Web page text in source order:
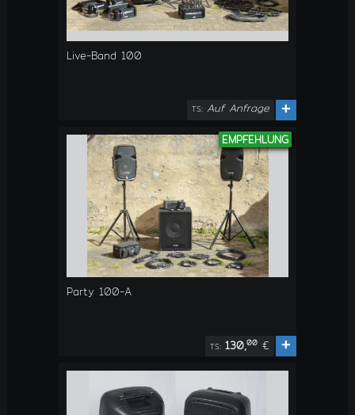
Live-Band 100
TS: Auf Anfrage +
EMPFEHLUNG
Party 100-A
TS: 130,00 € +